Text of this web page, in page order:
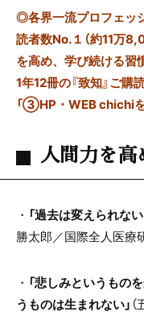
◎各界一流プロフェッ
読者数No.１（約11万
を高め、学び続ける習
1年12冊の『致知』ご購
「③HP・WEB chichi
人間力を
・ 「過去は変えられな
勝太郎／国際全人医療
・ 「悲しみというもの
うものは生まれない」